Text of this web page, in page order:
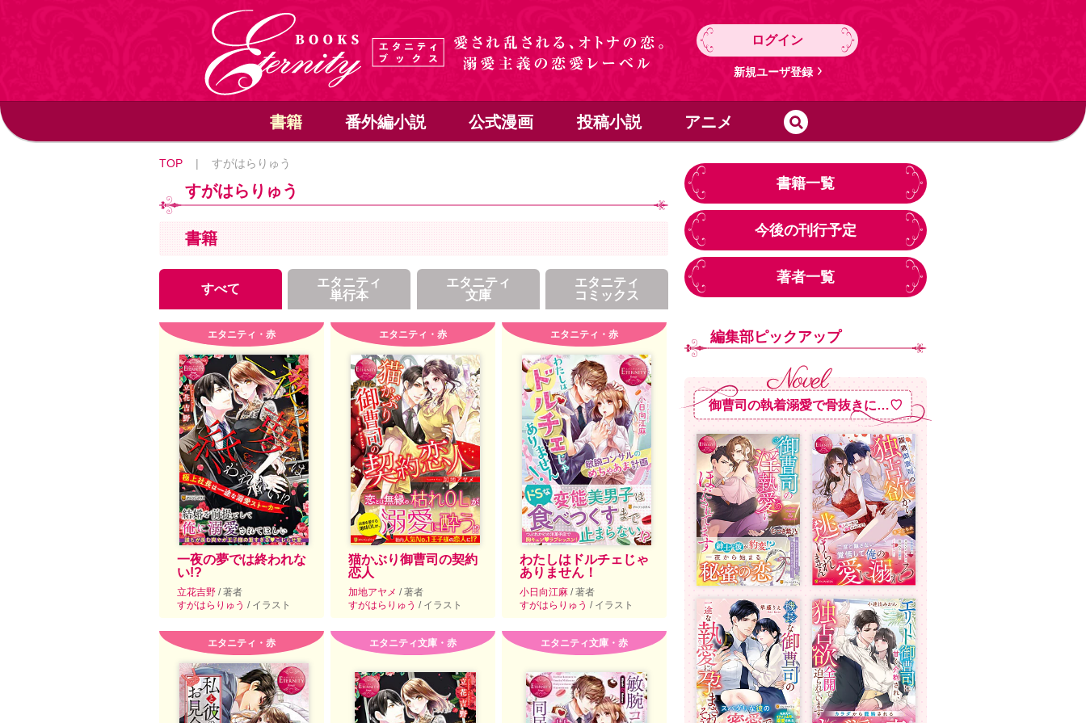
ログイン
新規ユーザ登録
書籍 番外編小説 公式漫画 投稿小説 アニメ
TOP | すがはらりゅう
すがはらりゅう
書籍
すべて
エタニティ
単行本
エタニティ
文庫
エタニティ
コミックス
エタニティ・赤
一夜の夢では終われな
い!?
立花吉野 / 著者
すがはらりゅう / イラスト
エタニティ・赤
猫かぶり御曹司の契約
恋人
加地アヤメ / 著者
すがはらりゅう / イラスト
エタニティ・赤
わたしはドルチェじゃ
ありません！
小日向江麻 / 著者
すがはらりゅう / イラスト
エタニティ・赤 エタニティ文庫・赤 エタニティ文庫・赤
書籍一覧
今後の刊行予定
著者一覧
編集部ピックアップ
御曹司の執着溺愛で骨抜きに…♡